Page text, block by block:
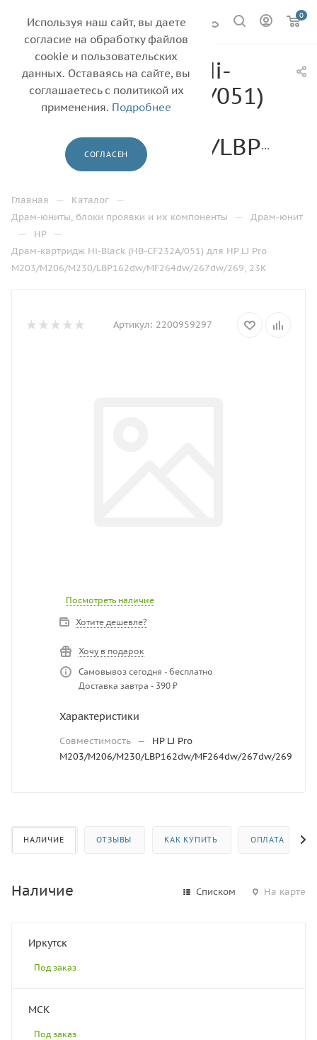
0
Драм-картридж Hi-
Black (HB-CF232A/051)
для HP LJ Pro
M203/M206/M230/
Главная — Каталог —
Драм-юниты, блоки проявки и их компоненты — Драм-юнит
— HP —
Драм-картридж Hi-Black (HB-CF232A/051) для HP LJ Pro
M203/M206/M230/LBP162dw/MF264dw/267dw/269, 23K
Артикул: 2200959297
Посмотреть наличие
Хотите дешевле?
Хочу в подарок
Самовывоз сегодня - бесплатно
Доставка завтра - 390 ₽
Характеристики
Совместимость —
HP LJ Pro
M203/M206/M230/LBP162dw/MF264dw/267dw/269
НАЛИЧИЕ ОТЗЫВЫ КАК КУПИТЬ ОПЛАТА
Наличие Списком На карте
Иркутск
Под заказ
МСК
Под заказ
Используя наш сайт, вы даете
согласие на обработку файлов
cookie и пользовательских
данных. Оставаясь на сайте, вы
соглашаетесь с политикой их
применения. Подробнее
СОГЛАСЕН